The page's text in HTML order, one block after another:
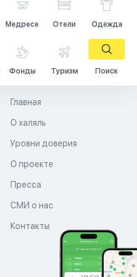
Медресе Отели Одежда
Фонды Туризм Поиск
Главная
О халяль
Уровни доверия
О проекте
Пресса
СМИ о нас
Контакты